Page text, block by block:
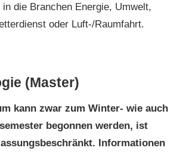
die Branchen Energie, Umwelt,
oder Luft-/Raumfahrt.
(Master)
kann zwar zum Winter- wie auch
begonnen werden, ist
Informationen